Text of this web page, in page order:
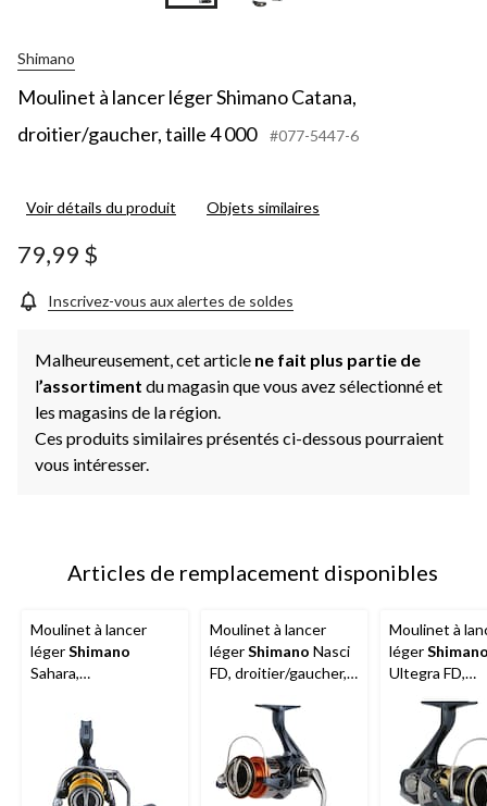
Shimano
Moulinet à lancer léger Shimano Catana,
droitier/gaucher, taille 4 000
#077-5447-6
Voir détails du produit Objets similaires
79,99 $
Inscrivez-vous aux alertes de soldes
Malheureusement, cet article ne fait plus partie de
l’assortiment du magasin que vous avez sélectionné et
les magasins de la région.
Ces produits similaires présentés ci-dessous pourraient
vous intéresser.
Articles de remplacement disponibles
Moulinet à lancer
légerShimano
Sahara,
Moulinet à lancer
légerShimano Nasci
FD, droitier/gaucher,
Moulinet à
léger
Ultegra FD,
choix de